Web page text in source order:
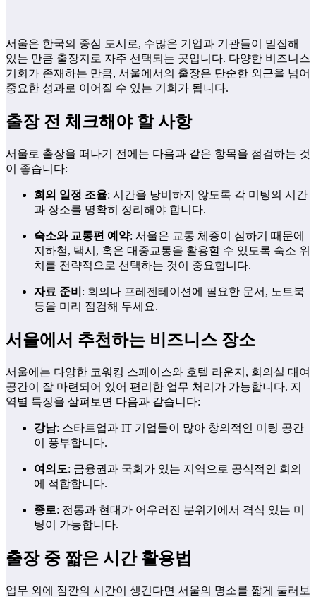
서울은 한국의 중심 도시로, 수많은 기업과 기관들이 밀집해
있는 만큼 출장지로 자주 선택되는 곳입니다. 다양한 비즈니스
기회가 존재하는 만큼, 서울에서의 출장은 단순한 외근을 넘어
중요한 성과로 이어질 수 있는 기회가 됩니다.
출장 전 체크해야 할 사항
서울로 출장을 떠나기 전에는 다음과 같은 항목을 점검하는 것
이 좋습니다:
회의 일정 조율: 시간을 낭비하지 않도록 각 미팅의 시간
과 장소를 명확히 정리해야 합니다.
숙소와 교통편 예약: 서울은 교통 체증이 심하기 때문에
지하철, 택시, 혹은 대중교통을 활용할 수 있도록 숙소 위
치를 전략적으로 선택하는 것이 중요합니다.
자료 준비 : 회의나 프레젠테이션에 필요한 문서, 노트북
등을 미리 점검해 두세요.
서울에서 추천하는 비즈니스 장소
서울에는 다양한 코워킹 스페이스와 호텔 라운지, 회의실 대여
공간이 잘 마련되어 있어 편리한 업무 처리가 가능합니다. 지
역별 특징을 살펴보면 다음과 같습니다:
강남: 스타트업과 IT 기업들이 많아 창의적인 미팅 공간
이 풍부합니다.
여의도: 금융권과 국회가 있는 지역으로 공식적인 회의
에 적합합니다.
종로: 전통과 현대가 어우러진 분위기에서 격식 있는 미
팅이 가능합니다.
출장 중 짧은 시간 활용법
업무 외에 잠깐의 시간이 생긴다면 서울의 명소를 짧게 둘러보